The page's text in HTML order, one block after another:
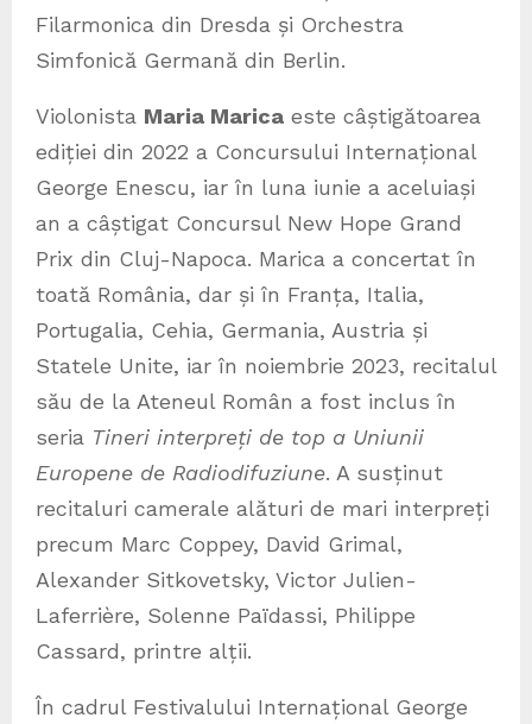
Filarmonica din Dresda și Orchestra
Simfonică Germană din Berlin.
Violonista Maria Marica este câștigătoarea
ediției din 2022 a Concursului Internațional
George Enescu, iar în luna iunie a aceluiași
an a câștigat Concursul New Hope Grand
Prix din Cluj-Napoca. Marica a concertat în
toată România, dar și în Franța, Italia,
Portugalia, Cehia, Germania, Austria și
Statele Unite, iar în noiembrie 2023, recitalul
său de la Ateneul Român a fost inclus în
seria Tineri interpreți de top a Uniunii
Europene de Radiodifuziune. A susținut
recitaluri camerale alături de mari interpreți
precum Marc Coppey, David Grimal,
Alexander Sitkovetsky, Victor Julien-
Laferrière, Solenne Païdassi, Philippe
Cassard, printre alții.
În cadrul Festivalului Internațional George